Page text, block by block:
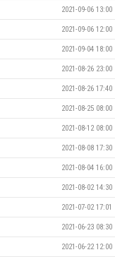
2021-09-06 13:00
2021-09-06 12:00
2021-09-04 18:00
2021-08-26 23:00
2021-08-26 17:40
2021-08-25 08:00
2021-08-12 08:00
2021-08-08 17:30
2021-08-04 16:00
2021-08-02 14:30
2021-07-02 17:01
2021-06-23 08:30
2021-06-22 12:00